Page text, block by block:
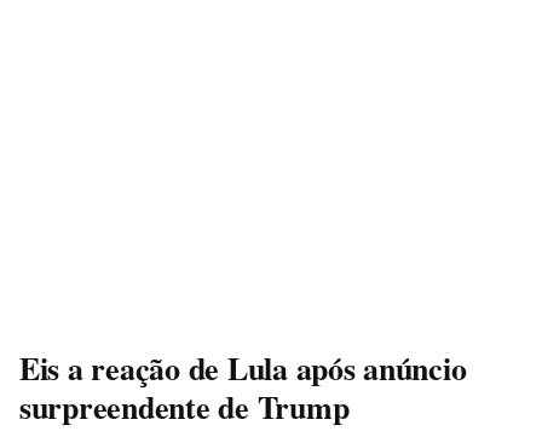
Eis a reação de Lula após anúncio
surpreendente de Trump